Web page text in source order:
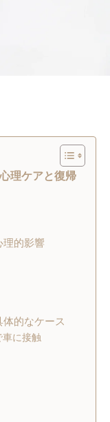
理ケアと復帰
理的影響
的なケース
に接触